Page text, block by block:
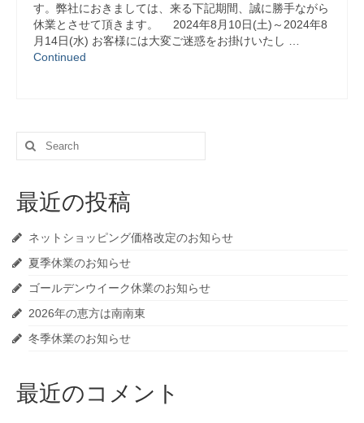
す。弊社におきましては、来る下記期間、誠に勝手ながら
休業とさせて頂きます。 2024年8月10日(土)～2024年8
月14日(水) お客様には大変ご迷惑をお掛けいたし …
Continued
Search
for:
最近の投稿
ネットショッピング価格改定のお知らせ
夏季休業のお知らせ
ゴールデンウイーク休業のお知らせ
2026年の恵方は南南東
冬季休業のお知らせ
最近のコメント